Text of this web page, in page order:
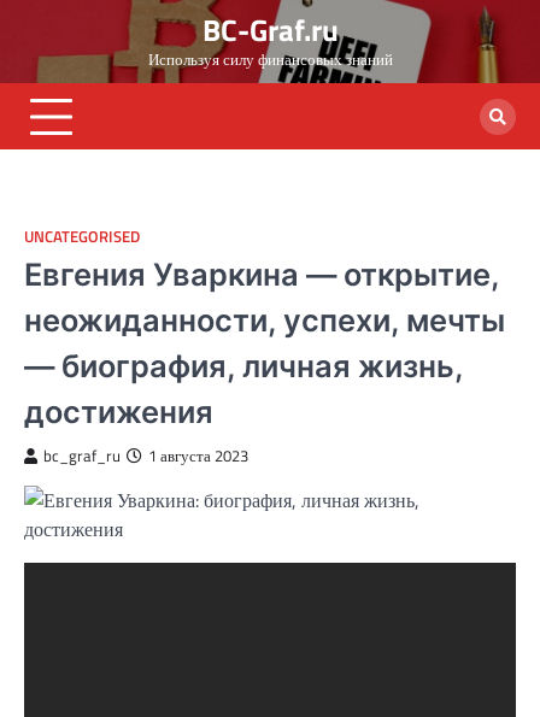
content
BC-Graf.ru
Используя силу финансовых знаний
UNCATEGORISED
Евгения Уваркина — открытие,
неожиданности, успехи, мечты
— биография, личная жизнь,
достижения
bc_graf_ru 1 августа 2023